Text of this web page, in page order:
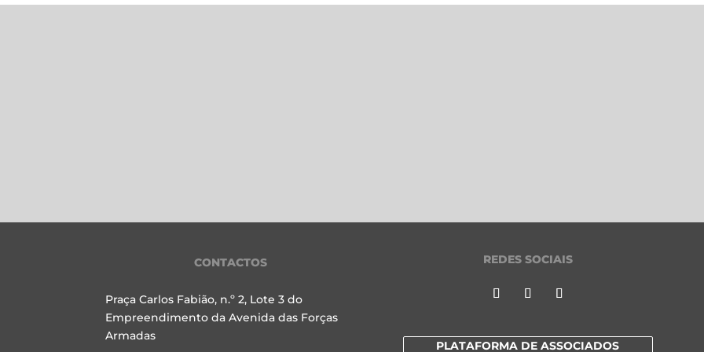
CONTACTOS
Praça Carlos Fabião, n.º 2, Lote 3 do
Empreendimento da Avenida das Forças
Armadas
REDES SOCIAIS
PLATAFORMA DE ASSOCIADOS